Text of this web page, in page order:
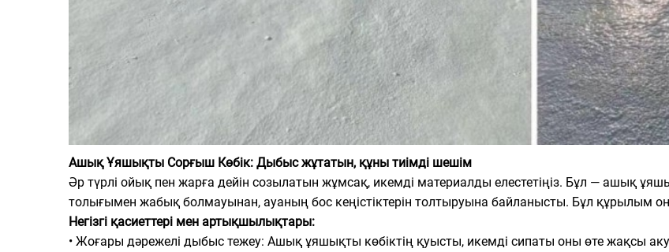
Ашық Ұяшықты Сорғыш Көбік: Дыбыс жұтатын, құны тиімді шешім
Әр түрлі ойық пен жарға дейін созылатын жұмсақ, икемді материалды елестетіңіз. Бұл — ашық
толығымен жабық болмауынан, ауаның бос кеңістіктерін толтыруына байланысты. Бұл құрылым
Негізгі қасиеттері мен артықшылықтары:
• Жоғары дәрежелі дыбыс тежеу: Ашық ұяшықты көбіктің қуысты, икемді сипаты оны өте жақсы